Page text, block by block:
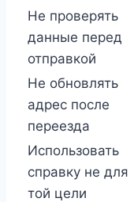
Не проверять
данные перед
отправкой
Не обновлять
адрес после
переезда
Использовать
справку не для
той цели